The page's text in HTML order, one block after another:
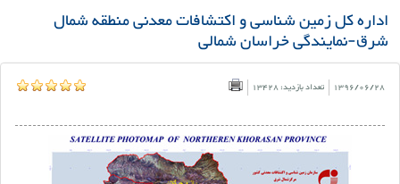
اداره کل زمین شناسی و اکتشافات معدنی منطقه شمال
شرق-نمایندگی خراسان شمالی
1396/06/28 تعداد بازدید: 13428